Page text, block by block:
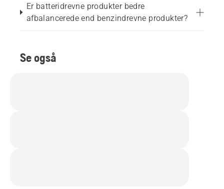
Er batteridrevne produkter bedre
afbalancerede end benzindrevne produkter?
Se også